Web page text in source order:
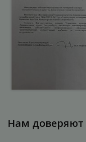
Нам доверяют